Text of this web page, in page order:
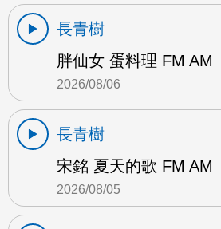
長青樹
胖仙女 蛋料理 FM AM
2026/08/06
長青樹
宋銘 夏天的歌 FM AM
2026/08/05